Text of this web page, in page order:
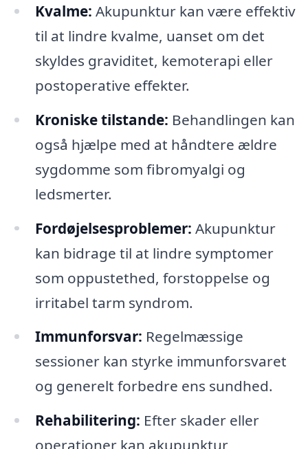
Kvalme: Akupunktur kan være effektiv
til at lindre kvalme, uanset om det
skyldes graviditet, kemoterapi eller
postoperative effekter.
Kroniske tilstande: Behandlingen kan
også hjælpe med at håndtere ældre
sygdomme som fibromyalgi og
ledsmerter.
Fordøjelsesproblemer: Akupunktur
kan bidrage til at lindre symptomer
som oppustethed, forstoppelse og
irritabel tarm syndrom.
Immunforsvar: Regelmæssige
sessioner kan styrke immunforsvaret
og generelt forbedre ens sundhed.
Rehabilitering: Efter skader eller
operationer kan akupunktur